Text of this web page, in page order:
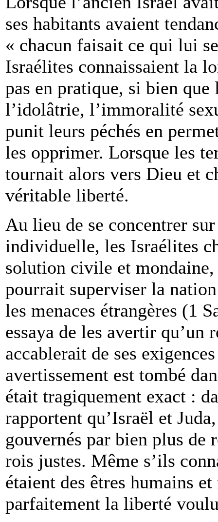
ses habitants avaient
« chacun faisait ce qui lui
Israélites connaissaient la
pas en pratique, si bien que
l’idolâtrie, l’immoralité
punit leurs péchés en
les opprimer. Lorsque les
tournait alors vers Dieu et
véritable liberté.
Au lieu de se concentrer
individuelle, les Israélites
solution civile et
pourrait superviser la
les menaces étrangères (1
essaya de les avertir
accablerait de ses
avertissement est tombé
était tragiquement exact :
rapportent qu’Israël et
gouvernés par bien plus de
rois justes. Même s’ils
étaient des êtres humains
parfaitement la liberté